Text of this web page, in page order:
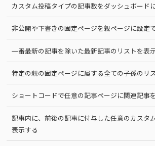
カスタム投稿タイプの記事数をダッシュボード
非公開や下書きの固定ページを親ページに設定
一番最新の記事を除いた最新記事のリストを表
特定の親の固定ページに属する全ての子孫のリ
ショートコードで任意の記事ページに関連記事
記事内に、前後の記事に付与した任意のカスタ
表示する